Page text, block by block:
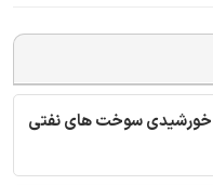
خورشیدی سوخت های نفتی